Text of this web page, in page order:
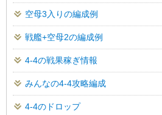
空母3入りの編成例
戦艦+空母2の編成例
4-4の戦果稼ぎ情報
みんなの4-4攻略編成
4-4のドロップ